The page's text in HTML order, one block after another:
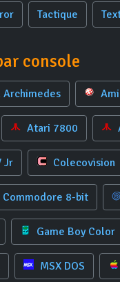
Tactique
console
Archimedes
Atari 7800
Jr Colecovision
Commodore 8-bit
Game Boy Color
MSX DOS